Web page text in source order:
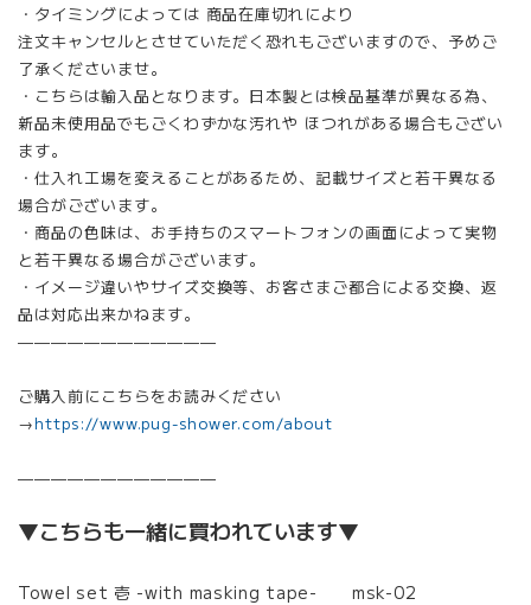
・タイミングによっては 商品在庫切れにより
注文キャンセルとさせていただく恐れもございますので、予めご
了承くださいませ。
・こちらは輸入品となります。日本製とは検品基準が異なる為、
新品未使用品でもごくわずかな汚れや ほつれがある場合もござい
ます。
・仕入れ工場を変えることがあるため、記載サイズと若干異なる
場合がございます。
・商品の色味は、お手持ちのスマートフォンの画面によって実物
と若干異なる場合がございます。
・イメージ違いやサイズ交換等、お客さまご都合による交換、返
品は対応出来かねます。
————————————
ご購入前にこちらをお読みください
→https://www.pug-shower.com/about
————————————
▼こちらも一緒に買われています▼
Towel set 壱 -with masking tape- msk-02